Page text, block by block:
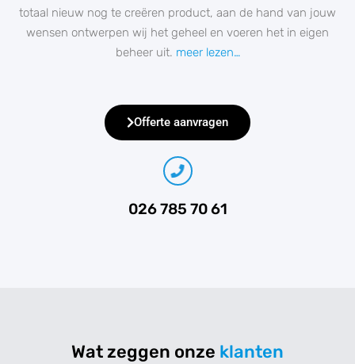
totaal nieuw nog te creëren product, aan de hand van jouw
wensen ontwerpen wij het geheel en voeren het in eigen
beheer uit. meer lezen…
Offerte aanvragen
026 785 70 61
Wat zeggen onze klanten